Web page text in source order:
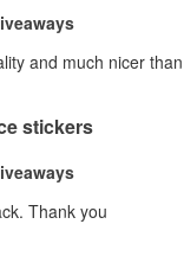
and much nicer
stickers
Thank you